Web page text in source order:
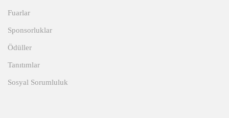
Fuarlar
Sponsorluklar
Ödüller
Tanıtımlar
Sosyal Sorumluluk